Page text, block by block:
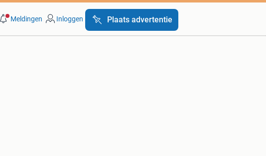
Meldingen Inloggen Plaats advertentie